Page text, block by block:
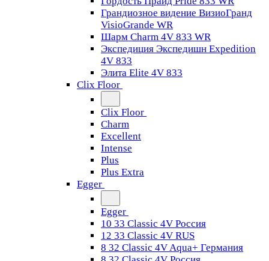
Грандиозное видение ВизиоГранд
VisioGrande WR
Шарм Charm 4V 833 WR
Экспедиция Экспедишн Expedition
4V 833
Элита Elite 4V 833
Clix Floor
Clix Floor
Charm
Excellent
Intense
Plus
Plus Extra
Egger
Egger
10 33 Classic 4V Россия
12 33 Classic 4V RUS
8 32 Classic 4V Aqua+ Германия